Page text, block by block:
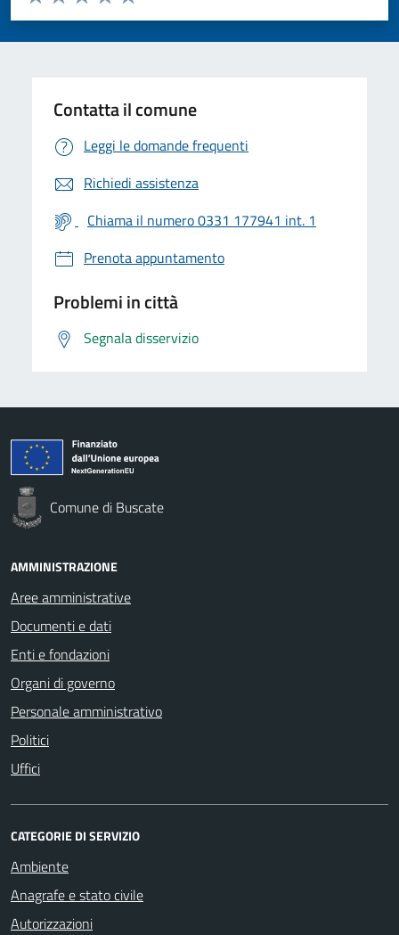
Valuta 5 stelle su 5
Valuta 4 stelle su 5
Valuta 3 stelle su 5
Valuta 2 stelle su 5
Valuta 1 stelle su 5
Contatta il comune
Leggi le domande frequenti
Richiedi assistenza
Chiama il numero 0331 177941 int. 1
Prenota appuntamento
Problemi in città
Segnala disservizio
Comune di Buscate
AMMINISTRAZIONE
Aree amministrative
Documenti e dati
Enti e fondazioni
Organi di governo
Personale amministrativo
Politici
Uffici
CATEGORIE DI SERVIZIO
Ambiente
Anagrafe e stato civile
Autorizzazioni